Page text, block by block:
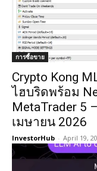
การซื้อขาย
Crypto Kong
ไฮบริดพร้อม
MetaTrader 5
เมษายน 2026
InvestorHub - April 19,